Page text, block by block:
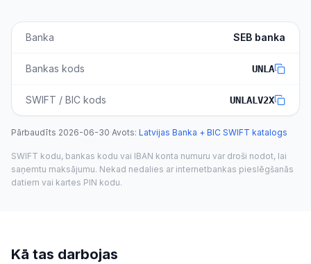
Banka SEB banka
Bankas kods UNLA
SWIFT / BIC kods UNLALV2X
Pārbaudīts 2026-06-30·Avots: Latvijas Banka + BIC SWIFT katalogs
SWIFT kodu, bankas kodu vai IBAN konta numuru var droši nodot, lai
saņemtu maksājumu. Nekad nedalies ar internetbankas pieslēgšanās
datiem vai kartes PIN kodu.
Kā tas darbojas